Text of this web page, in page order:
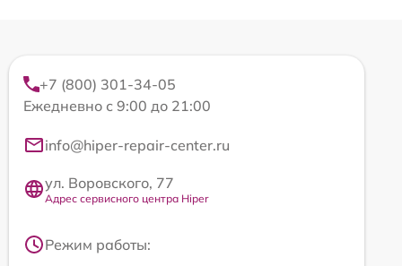
+7 (800) 301-34-05
Ежедневно с 9:00 до 21:00
info@hiper-repair-center.ru
ул. Воровского, 77
Адрес сервисного центра Hiper
Режим работы: